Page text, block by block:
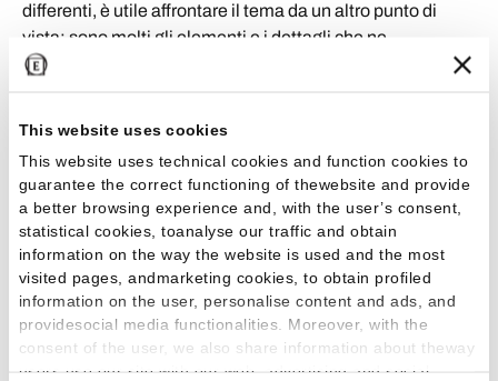
This website uses cookies
This website uses technical cookies and function cookies to
guarantee the correct functioning of thewebsite and provide
a better browsing experience and, with the user’s consent,
statistical cookies, toanalyse our traffic and obtain
information on the way the website is used and the most
visited pages, andmarketing cookies, to obtain profiled
information on the user, personalise content and ads, and
providesocial media functionalities. Moreover, with the
consent of the user, we also share information about theway
users use our site with our web, advertising and social
differenti, è utile affrontare il tema da un altro punto di
vista: sono molti gli elementi e i dettagli che ne
determinano la modernità. Ecco alcuni esempi: la
l’uniformità. Percorrendo quest’ultima percezione, è di
grande contemporaneità la scelta di un
pavimento unico
per tutta la casa
. Una soluzione uniforme e di grande
armonia, che connette tutti gli ambienti in un unico
progetto comunicativo, un’idea che rispecchia la
sensibilità contemporanea in cui lo spazio si evolve e si
mescolano le destinazioni d’uso. Niente fughe evidenti,
niente cambi di pavimentazione da una stanza all’altra;